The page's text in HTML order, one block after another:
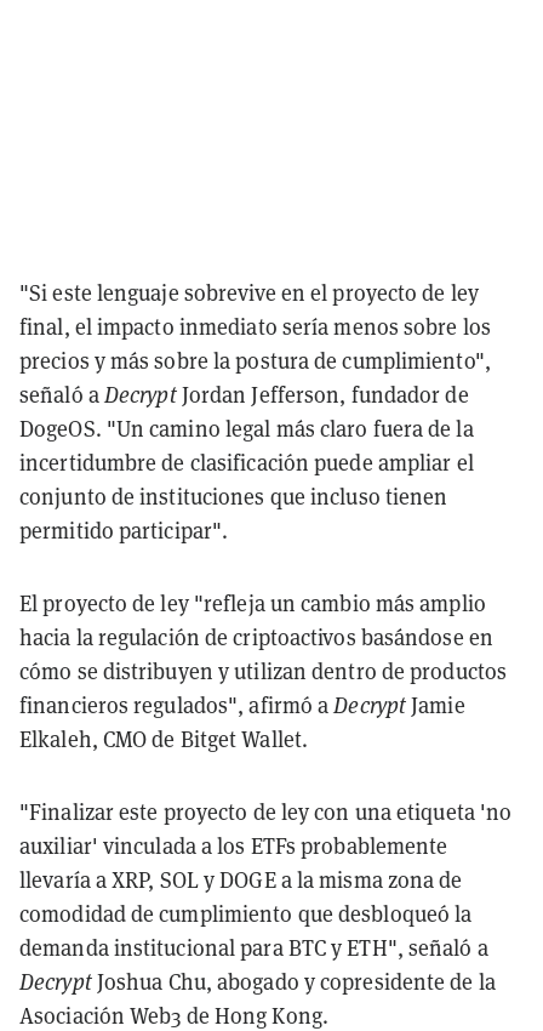
"Si este lenguaje sobrevive en el proyecto de ley
final, el impacto inmediato sería menos sobre los
precios y más sobre la postura de cumplimiento",
señaló aDecryptJordan Jefferson, fundador de
DogeOS. "Un camino legal más claro fuera de la
incertidumbre de clasificación puede ampliar el
conjunto de instituciones que incluso tienen
permitido participar".
El proyecto de ley "refleja un cambio más amplio
hacia la regulación de criptoactivos basándose en
cómo se distribuyen y utilizan dentro de productos
financieros regulados", afirmó aDecryptJamie
Elkaleh, CMO de Bitget Wallet.
"Finalizar este proyecto de ley con una etiqueta 'no
auxiliar' vinculada a los ETFs probablemente
llevaría a XRP, SOL y DOGE a la misma zona de
comodidad de cumplimiento que desbloqueó la
demanda institucional para BTC y ETH", señaló a
DecryptJoshua Chu, abogado y copresidente de la
Asociación Web3 de Hong Kong.